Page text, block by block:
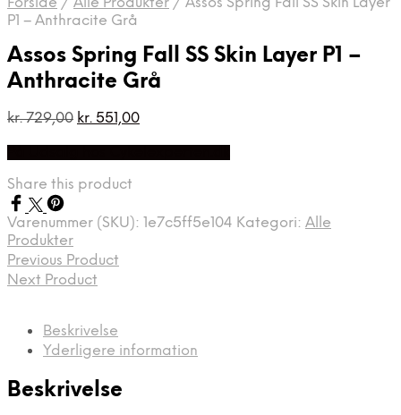
Forside / Alle Produkter / Assos Spring Fall SS Skin Layer
P1 – Anthracite Grå
Assos Spring Fall SS Skin Layer P1 –
Anthracite Grå
kr.729,00 Den
kr. 729,00.
kr. 551,00Den
Share this product
Varenummer (SKU): 1e7c5ff5e104 Kategori: Alle
Produkter
Previous Product
Next Product
Beskrivelse
Yderligere information
Beskrivelse